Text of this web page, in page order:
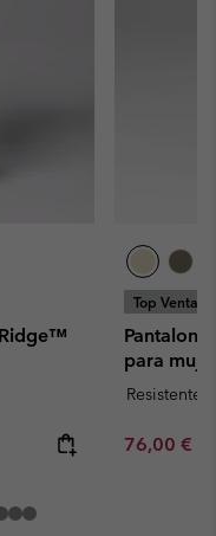
Top Ventas
para
Resistente
Minimum
76,00 €